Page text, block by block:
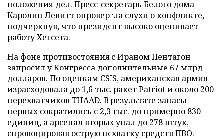
положения дел. Пресс-секретарь Белого дома
Каролин Левитт опровергла слухи о конфликте,
подчеркнув, что президент высоко оценивает
работу Хегсета.
На фоне противостояния с Ираном Пентагон
запросил у Конгресса дополнительные 67 млрд
долларов. По оценкам CSIS, американская армия
израсходовала до 1,6 тыс. ракет Patriot и около 200
перехватчиков THAAD. В результате запасы
первых сократились с 2,3 тыс. до примерно 830
единиц, а арсенал вторых упал до 278 штук,
спровоцировав острую нехватку средств ПВО.